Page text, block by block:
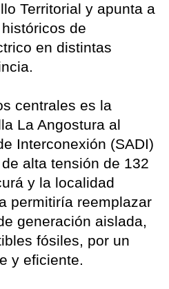
Territorial y apunta a
de
en distintas
centrales es la
La Angostura al
Interconexión (SADI)
alta tensión de 132
y la localidad
permitiría reemplazar
generación aislada,
fósiles, por un
y eficiente.